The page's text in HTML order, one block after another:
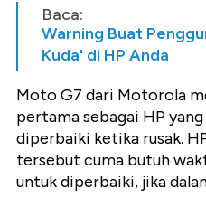
Baca:
Warning Buat
Kuda' di HP Anda
Moto G7 dari Motorola
pertama sebagai HP
diperbaiki ketika rusak.
tersebut cuma butuh
untuk diperbaiki, jika